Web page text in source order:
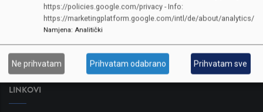
SKUPŠTINA
Adresa: Sarajevo, Reisa Džemaludina Čauševića 1
387 33 562-044
387 33 562-210
skupstina@skupstina.ks.gov.ba
LINKOVI
https://policies.google.com/privacy - Info:
https://marketingplatform.google.com/intl/de/about/analytics/
Namjena: Analitički
Ne prihvatam Prihvatam odabrano Prihvatam sve